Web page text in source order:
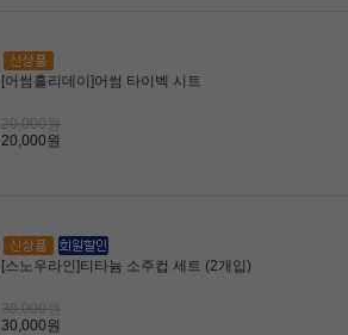
[어썸홀리데이]어썸 타이벡 시트
20,000원
20,000원
[스노우라인]티타늄 소주컵 세트 (2개입)
30,000원
30,000원